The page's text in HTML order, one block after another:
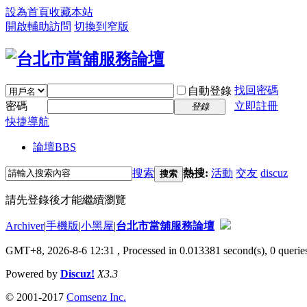
設為首頁收藏本站
開啟輔助訪問 切換到窄版
自動登錄 找回密碼
密碼
登錄
立即註冊
快捷導航
論壇BBS
搜索 搜索 熱搜: 活動 交友 discuz
請先登錄後才能繼續瀏覽
Archiver|手機版|小黑屋|台北市當舖服務論壇
GMT+8, 2026-8-6 12:31 , Processed in 0.013381 second(s), 0
Powered by Discuz! X3.3
© 2001-2017 Comsenz Inc.